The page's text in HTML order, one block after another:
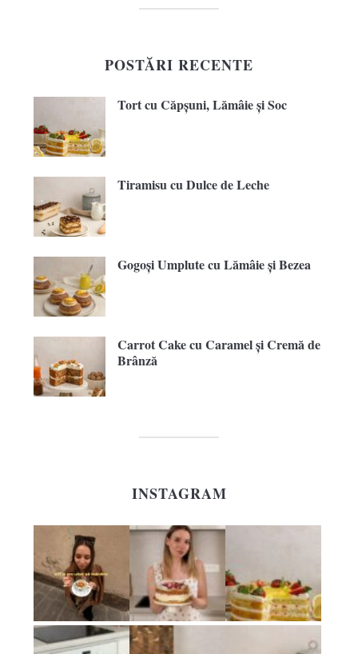
POSTĂRI RECENTE
Tort cu Căpșuni, Lămâie și Soc
Tiramisu cu Dulce de Leche
Gogoși Umplute cu Lămâie și Bezea
Carrot Cake cu Caramel și Cremă de
Brânză
INSTAGRAM